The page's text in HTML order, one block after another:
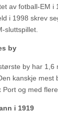
av fotball-EM i
i 1998 skrev
sluttspillet.
by
by har 1,6
kanskje
Port og med
i 1919